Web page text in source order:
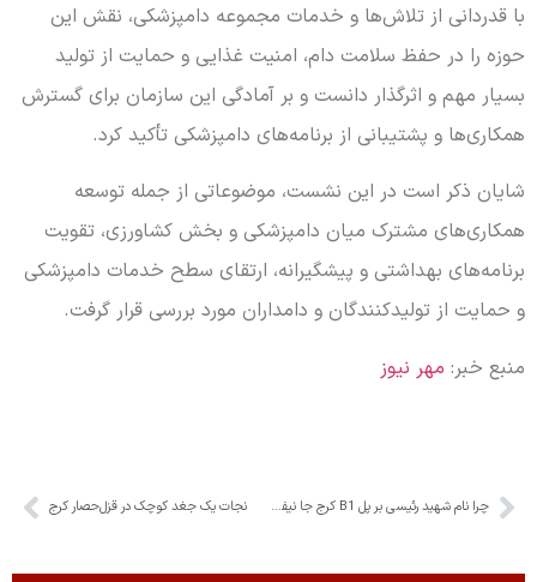
با قدردانی از تلاش‌ها و خدمات مجموعه دامپزشکی، نقش این
حوزه را در حفظ سلامت دام، امنیت غذایی و حمایت از تولید
بسیار مهم و اثرگذار دانست و بر آمادگی این سازمان برای گسترش
همکاری‌ها و پشتیبانی از برنامه‌های دامپزشکی تأکید کرد.
شایان ذکر است در این نشست، موضوعاتی از جمله توسعه
همکاری‌های مشترک میان دامپزشکی و بخش کشاورزی، تقویت
برنامه‌های بهداشتی و پیشگیرانه، ارتقای سطح خدمات دامپزشکی
و حمایت از تولیدکنندگان و دامداران مورد بررسی قرار گرفت.
منبع خبر: مهر نیوز
چرا نام شهید رئیسی بر پل B1 کرج جا نیفتاد؟ نجات یک جغد کوچک در قزل‌حصار کرج